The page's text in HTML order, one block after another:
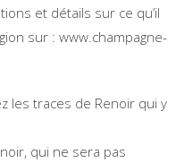
et détails sur ce qu’il
sur : www.champagne-
les traces de Renoir qui y
qui ne sera pas